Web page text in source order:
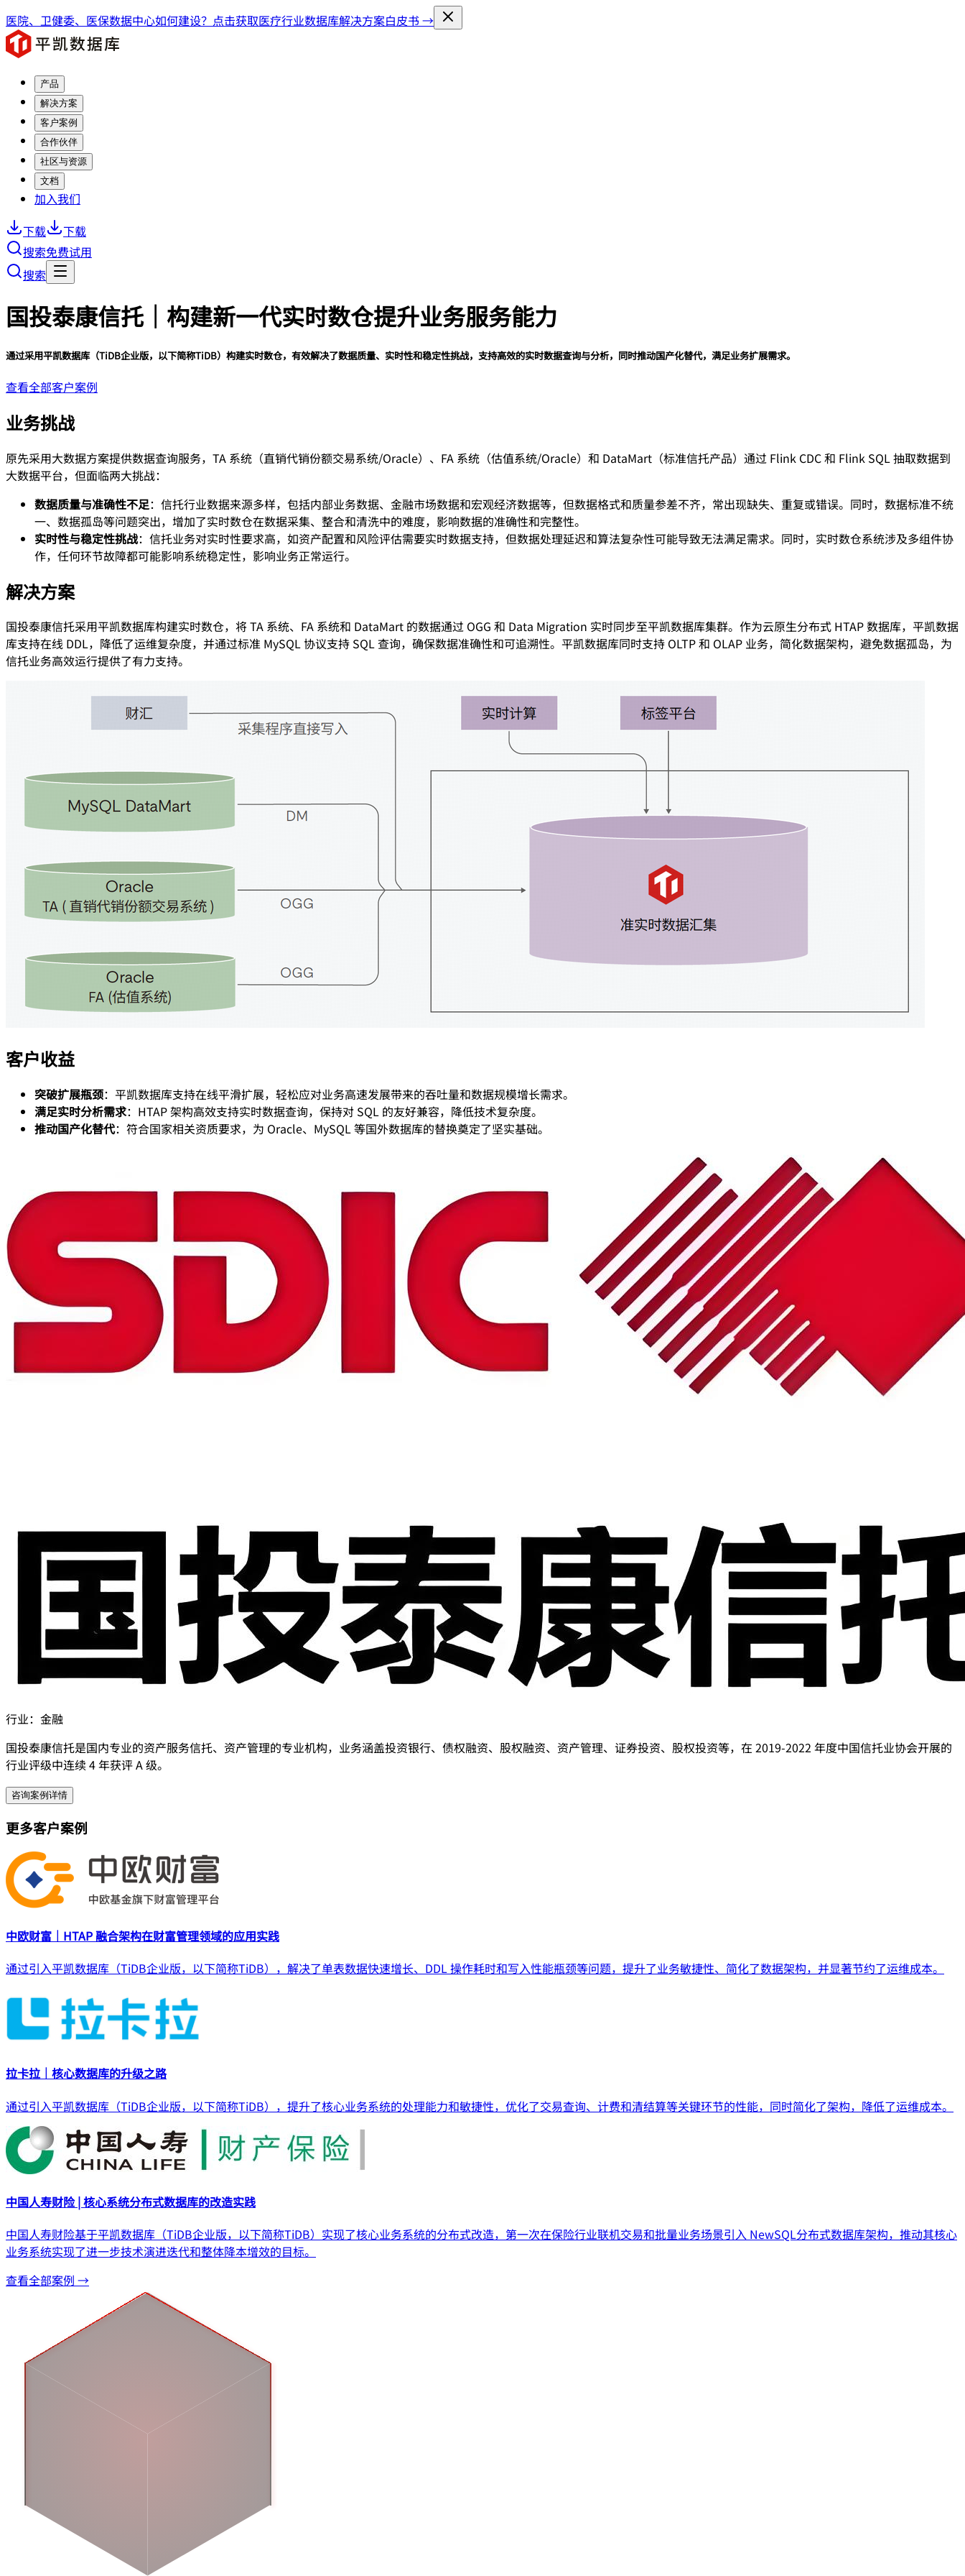
医院、卫健委、医保数据中心如何建设？点击获取医疗行业数据库解决方案白皮书 →
产品
解决方案
客户案例
合作伙伴
社区与资源
文档
加入我们
下载
下载
搜索免费试用
搜索
国投泰康信托｜构建新一代实时数仓提升业务服务能力
通过采用平凯数据库（TiDB企业版，以下简称TiDB）构建实时数仓，有效解决了数据质量、实时性和稳定性挑战，支持高效的实时数据查询与分析，同时推动国产化替代，满足业务扩展需求。
查看全部客户案例
业务挑战
原先采用大数据方案提供数据查询服务，TA 系统（直销代销份额交易系统/Oracle）、FA 系统（估值系统/Oracle）和 DataMart（标准信托产品）通过 Flink CDC 和 Flink SQL 抽取数据到
大数据平台，但面临两大挑战：
数据质量与准确性不足：信托行业数据来源多样，包括内部业务数据、金融市场数据和宏观经济数据等，但数据格式和质量参差不齐，常出现缺失、重复或错误。同时，数据标准不统
一、数据孤岛等问题突出，增加了实时数仓在数据采集、整合和清洗中的难度，影响数据的准确性和完整性。
实时性与稳定性挑战：信托业务对实时性要求高，如资产配置和风险评估需要实时数据支持，但数据处理延迟和算法复杂性可能导致无法满足需求。同时，实时数仓系统涉及多组件协
作，任何环节故障都可能影响系统稳定性，影响业务正常运行。
解决方案
国投泰康信托采用平凯数据库构建实时数仓，将 TA 系统、FA 系统和 DataMart 的数据通过 OGG 和 Data Migration 实时同步至平凯数据库集群。作为云原生分布式 HTAP 数据库，平凯数据
库支持在线 DDL，降低了运维复杂度，并通过标准 MySQL 协议支持 SQL 查询，确保数据准确性和可追溯性。平凯数据库同时支持 OLTP 和 OLAP 业务，简化数据架构，避免数据孤岛，为
信托业务高效运行提供了有力支持。
客户收益
突破扩展瓶颈：平凯数据库支持在线平滑扩展，轻松应对业务高速发展带来的吞吐量和数据规模增长需求。
满足实时分析需求：HTAP 架构高效支持实时数据查询，保持对 SQL 的友好兼容，降低技术复杂度。
推动国产化替代：符合国家相关资质要求，为 Oracle、MySQL 等国外数据库的替换奠定了坚实基础。
行业： 金融
国投泰康信托是国内专业的资产服务信托、资产管理的专业机构，业务涵盖投资银行、债权融资、股权融资、资产管理、证券投资、股权投资等，在 2019-2022 年度中国信托业协会开展的
行业评级中连续 4 年获评 A 级。
咨询案例详情
更多客户案例
中欧财富｜HTAP 融合架构在财富管理领域的应用实践
通过引入平凯数据库（TiDB企业版，以下简称TiDB），解决了单表数据快速增长、DDL 操作耗时和写入性能瓶颈等问题，提升了业务敏捷性、简化了数据架构，并显著节约了运维成本。
拉卡拉｜核心数据库的升级之路
通过引入平凯数据库（TiDB企业版，以下简称TiDB），提升了核心业务系统的处理能力和敏捷性，优化了交易查询、计费和清结算等关键环节的性能，同时简化了架构，降低了运维成本。
中国人寿财险 | 核心系统分布式数据库的改造实践
中国人寿财险基于平凯数据库（TiDB企业版，以下简称TiDB）实现了核心业务系统的分布式改造，第一次在保险行业联机交易和批量业务场景引入 NewSQL分布式数据库架构，推动其核心
业务系统实现了进一步技术演进迭代和整体降本增效的目标。
查看全部案例 →